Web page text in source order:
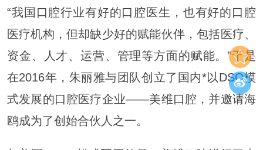
“我国口腔行业有好的口腔医生，也有好的口腔
医疗机构，但却缺少好的赋能伙伴，包括医疗、
资金、人才、运营、管理等方面的赋能。”于是
在2016年，朱丽雅与团队创立了国内*以DSO模
式发展的口腔医疗企业——美维口腔，并邀请海
鸥成为了创始合伙人之一。